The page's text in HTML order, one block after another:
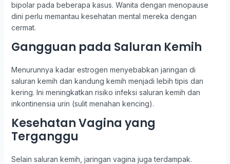
bipolar pada beberapa kasus. Wanita dengan menopause
dini perlu memantau kesehatan mental mereka dengan
cermat.
Gangguan pada Saluran Kemih
Menurunnya kadar estrogen menyebabkan jaringan di
saluran kemih dan kandung kemih menjadi lebih tipis dan
kering. Ini meningkatkan risiko infeksi saluran kemih dan
inkontinensia urin (sulit menahan kencing).
Kesehatan Vagina yang
Terganggu
Selain saluran kemih, jaringan vagina juga terdampak.